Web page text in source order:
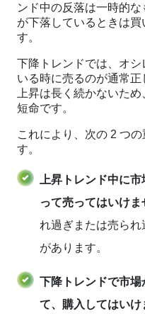
ンド中の反落は一時的
が下落しているときは
す。
下降トレンドでは、オ
いる時に売るのが通常
上昇は長く続かないた
短命です。
これにより、次の 2 つ
す。
上昇トレンド中に
って売ってはいけま
れ過ぎまたは売ら
があります。
下降トレンドで市
て、購入してはいけ